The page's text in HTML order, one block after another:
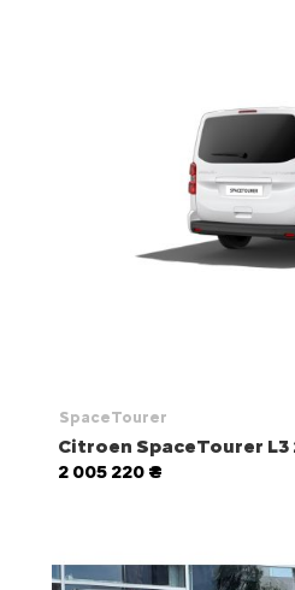
SpaceTourer
Citroen SpaceTourer L3
2 005 220 ₴